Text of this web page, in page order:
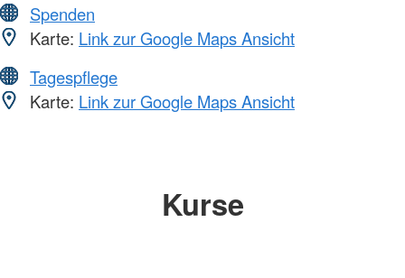
Spenden
Karte: Link zur Google Maps Ansicht
Tagespflege
Karte: Link zur Google Maps Ansicht
Kurse